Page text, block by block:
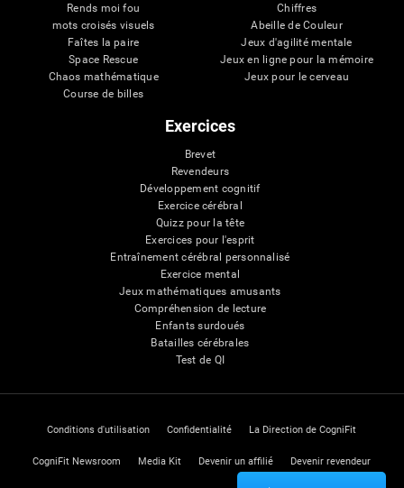
Rends moi fou
mots croisés visuels
Faîtes la paire
Space Rescue
Chaos mathématique
Course de billes
Chiffres
Abeille de Couleur
Jeux d'agilité mentale
Jeux en ligne pour la mémoire
Jeux pour le cerveau
Exercices
Brevet
Revendeurs
Développement cognitif
Exercice cérébral
Quizz pour la tête
Exercices pour l'esprit
Entraînement cérébral personnalisé
Exercice mental
Jeux mathématiques amusants
Compréhension de lecture
Enfants surdoués
Batailles cérébrales
Test de QI
Conditions d'utilisation Confidentialité La Direction de CogniFit
CogniFit Newsroom Media Kit Devenir un affilié Devenir revendeur